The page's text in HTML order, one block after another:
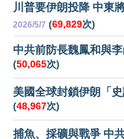
川普要伊朗投降 中東
2026/5/7 (69,829次)
中共前防長魏鳳和與
(50,065次)
美國全球封鎖伊朗「
(48,967次)
捕魚、採礦與戰爭 中